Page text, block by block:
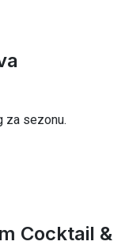
za sezonu.
Cocktail &